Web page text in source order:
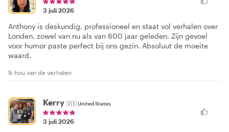
3 juli 2026
Anthony is deskundig, professioneel en staat vol verhalen over
Londen, zowel van nu als van 600 jaar geleden. Zijn gevoel
voor humor paste perfect bij ons gezin. Absoluut de moeite
waard.
Ik hou van de verhalen
Kerry 🇺🇸United States
3 juli 2026